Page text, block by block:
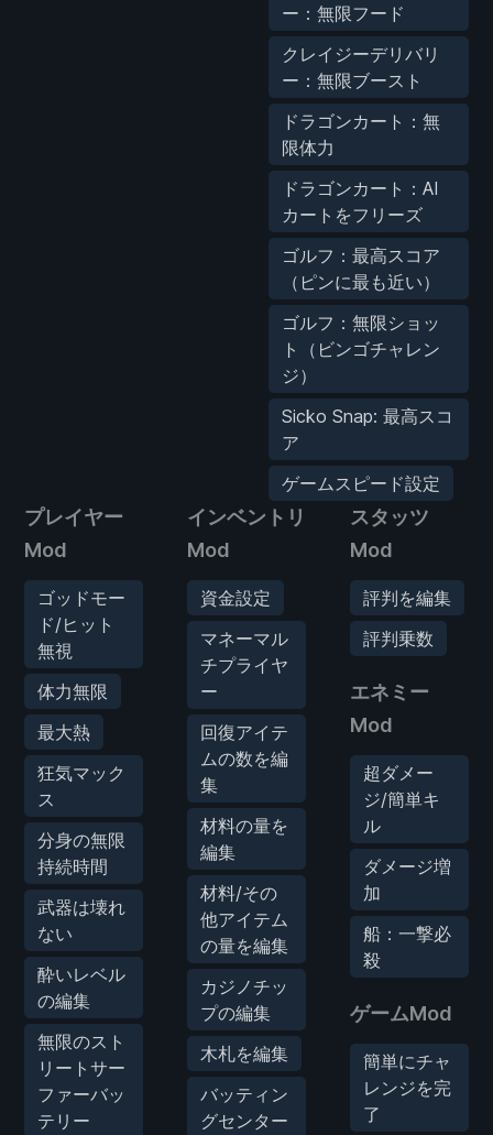
ー：無限フード
クレイジーデリバリ
ー：無限ブースト
ドラゴンカート：無
限体力
ドラゴンカート：AI
カートをフリーズ
ゴルフ：最高スコア
（ピンに最も近い）
ゴルフ：無限ショッ
ト（ビンゴチャレン
ジ）
Sicko Snap: 最高スコ
ア
ゲームスピード設定
プレイヤー
Mod
ゴッドモー
ド/ヒット
無視
体力無限
最大熱
狂気マック
ス
分身の無限
持続時間
武器は壊れ
ない
酔いレベル
の編集
無限のスト
リートサー
ファーバッ
テリー
インベントリ
Mod
資金設定
マネーマル
チプライヤ
ー
回復アイテ
ムの数を編
集
材料の量を
編集
材料/その
他アイテム
の量を編集
カジノチッ
プの編集
木札を編集
バッティン
グセンター
スタッツ
Mod
評判を編集
評判乗数
エネミー
Mod
超ダメー
ジ/簡単キ
ル
ダメージ増
加
船：一撃必
殺
ゲームMod
簡単にチャ
レンジを完
了